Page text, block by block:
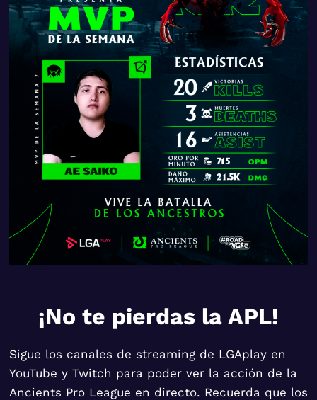
¡No te pierdas la APL!
Sigue los canales de streaming de LGAplay en
YouTube y Twitch para poder ver la acción de la
Ancients Pro League en directo. Recuerda que los